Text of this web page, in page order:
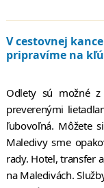
V cestovnej
pripravíme na
Odlety sú možné z
preverenými
ľubovoľná. Môžete
Maledivy sme
rady. Hotel, transfer
na Maledivách.